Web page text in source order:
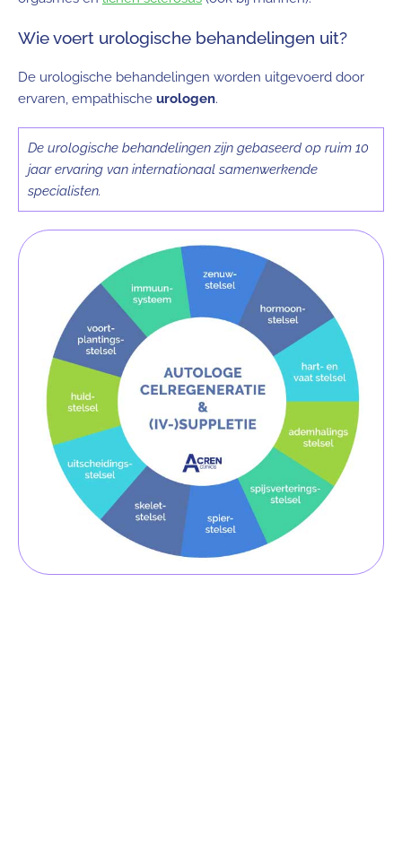
Wie voert urologische behandelingen uit?
De urologische behandelingen worden uitgevoerd door
ervaren, empathische urologen.
De urologische behandelingen zijn gebaseerd op ruim 10
jaar ervaring van internationaal samenwerkende
specialisten.